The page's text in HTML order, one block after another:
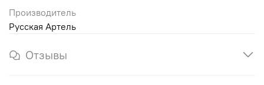
Производитель
Русская Артель
Отзывы